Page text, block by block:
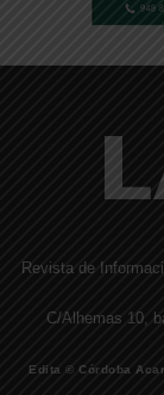
Revista de
C/Alhemas 10,
Edita © Córdoba